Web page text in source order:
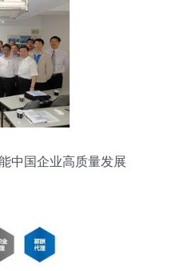
中国企业高质量发展